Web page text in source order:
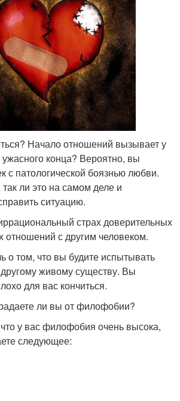
Начало отношений вызывает у
ужасного конца? Вероятно, вы
с патологической боязнью любви.
ли это на самом деле и
ситуацию.
страх доверительных
отношений с другим человеком.
о том, что вы будите испытывать
живому существу. Вы
для вас кончиться.
ли вы от филофобии?
что у вас филофобия очень высока,
следующее: